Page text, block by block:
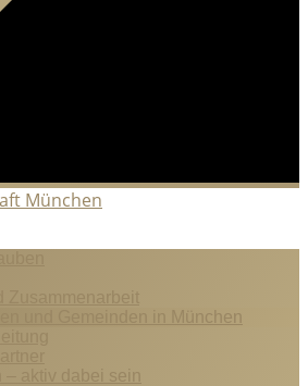
Zusammenarbeit
und Gemeinden in München
– aktiv dabei sein